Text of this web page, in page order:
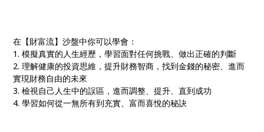
在【財富流】沙盤中你可以學會：
1. 模擬真實的人生經歷，學習面對任何挑戰、做出正確的判斷
2. 理解健康的投資思維，提升財務智商，找到金錢的秘密、進而
實現財務自由的未來
3. 檢視自己人生中的誤區，進而調整、提升、直到成功
4. 學習如何從一無所有到充實、富而喜悅的秘訣